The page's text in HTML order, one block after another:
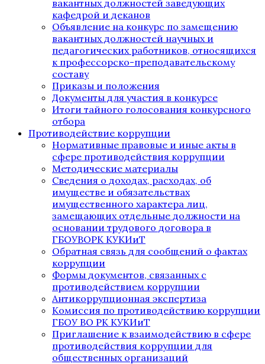
вакантных должностей заведующих
кафедрой и деканов
Объявление на конкурс по замещению
вакантных должностей научных и
педагогических работников, относящихся
к профессорско-преподавательскому
составу
Приказы и положения
Документы для участия в конкурсе
Итоги тайного голосования конкурсного
отбора
Противодействие коррупции
Нормативные правовые и иные акты в
сфере противодействия коррупции
Методические материалы
Сведения о доходах, расходах, об
имуществе и обязательствах
имущественного характера лиц,
замещающих отдельные должности на
основании трудового договора в
ГБОУВОРК КУКИиТ
Обратная связь для сообщений о фактах
коррупции
Формы документов, связанных с
противодействием коррупции
Антикоррупционная экспертиза
Комиссия по противодействию коррупции
ГБОУ ВО РК КУКИиТ
Приглашение к взаимодействию в сфере
противодействия коррупции для
общественных организаций